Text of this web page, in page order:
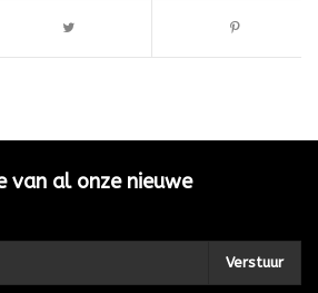
van al onze nieuwe
Verstuur